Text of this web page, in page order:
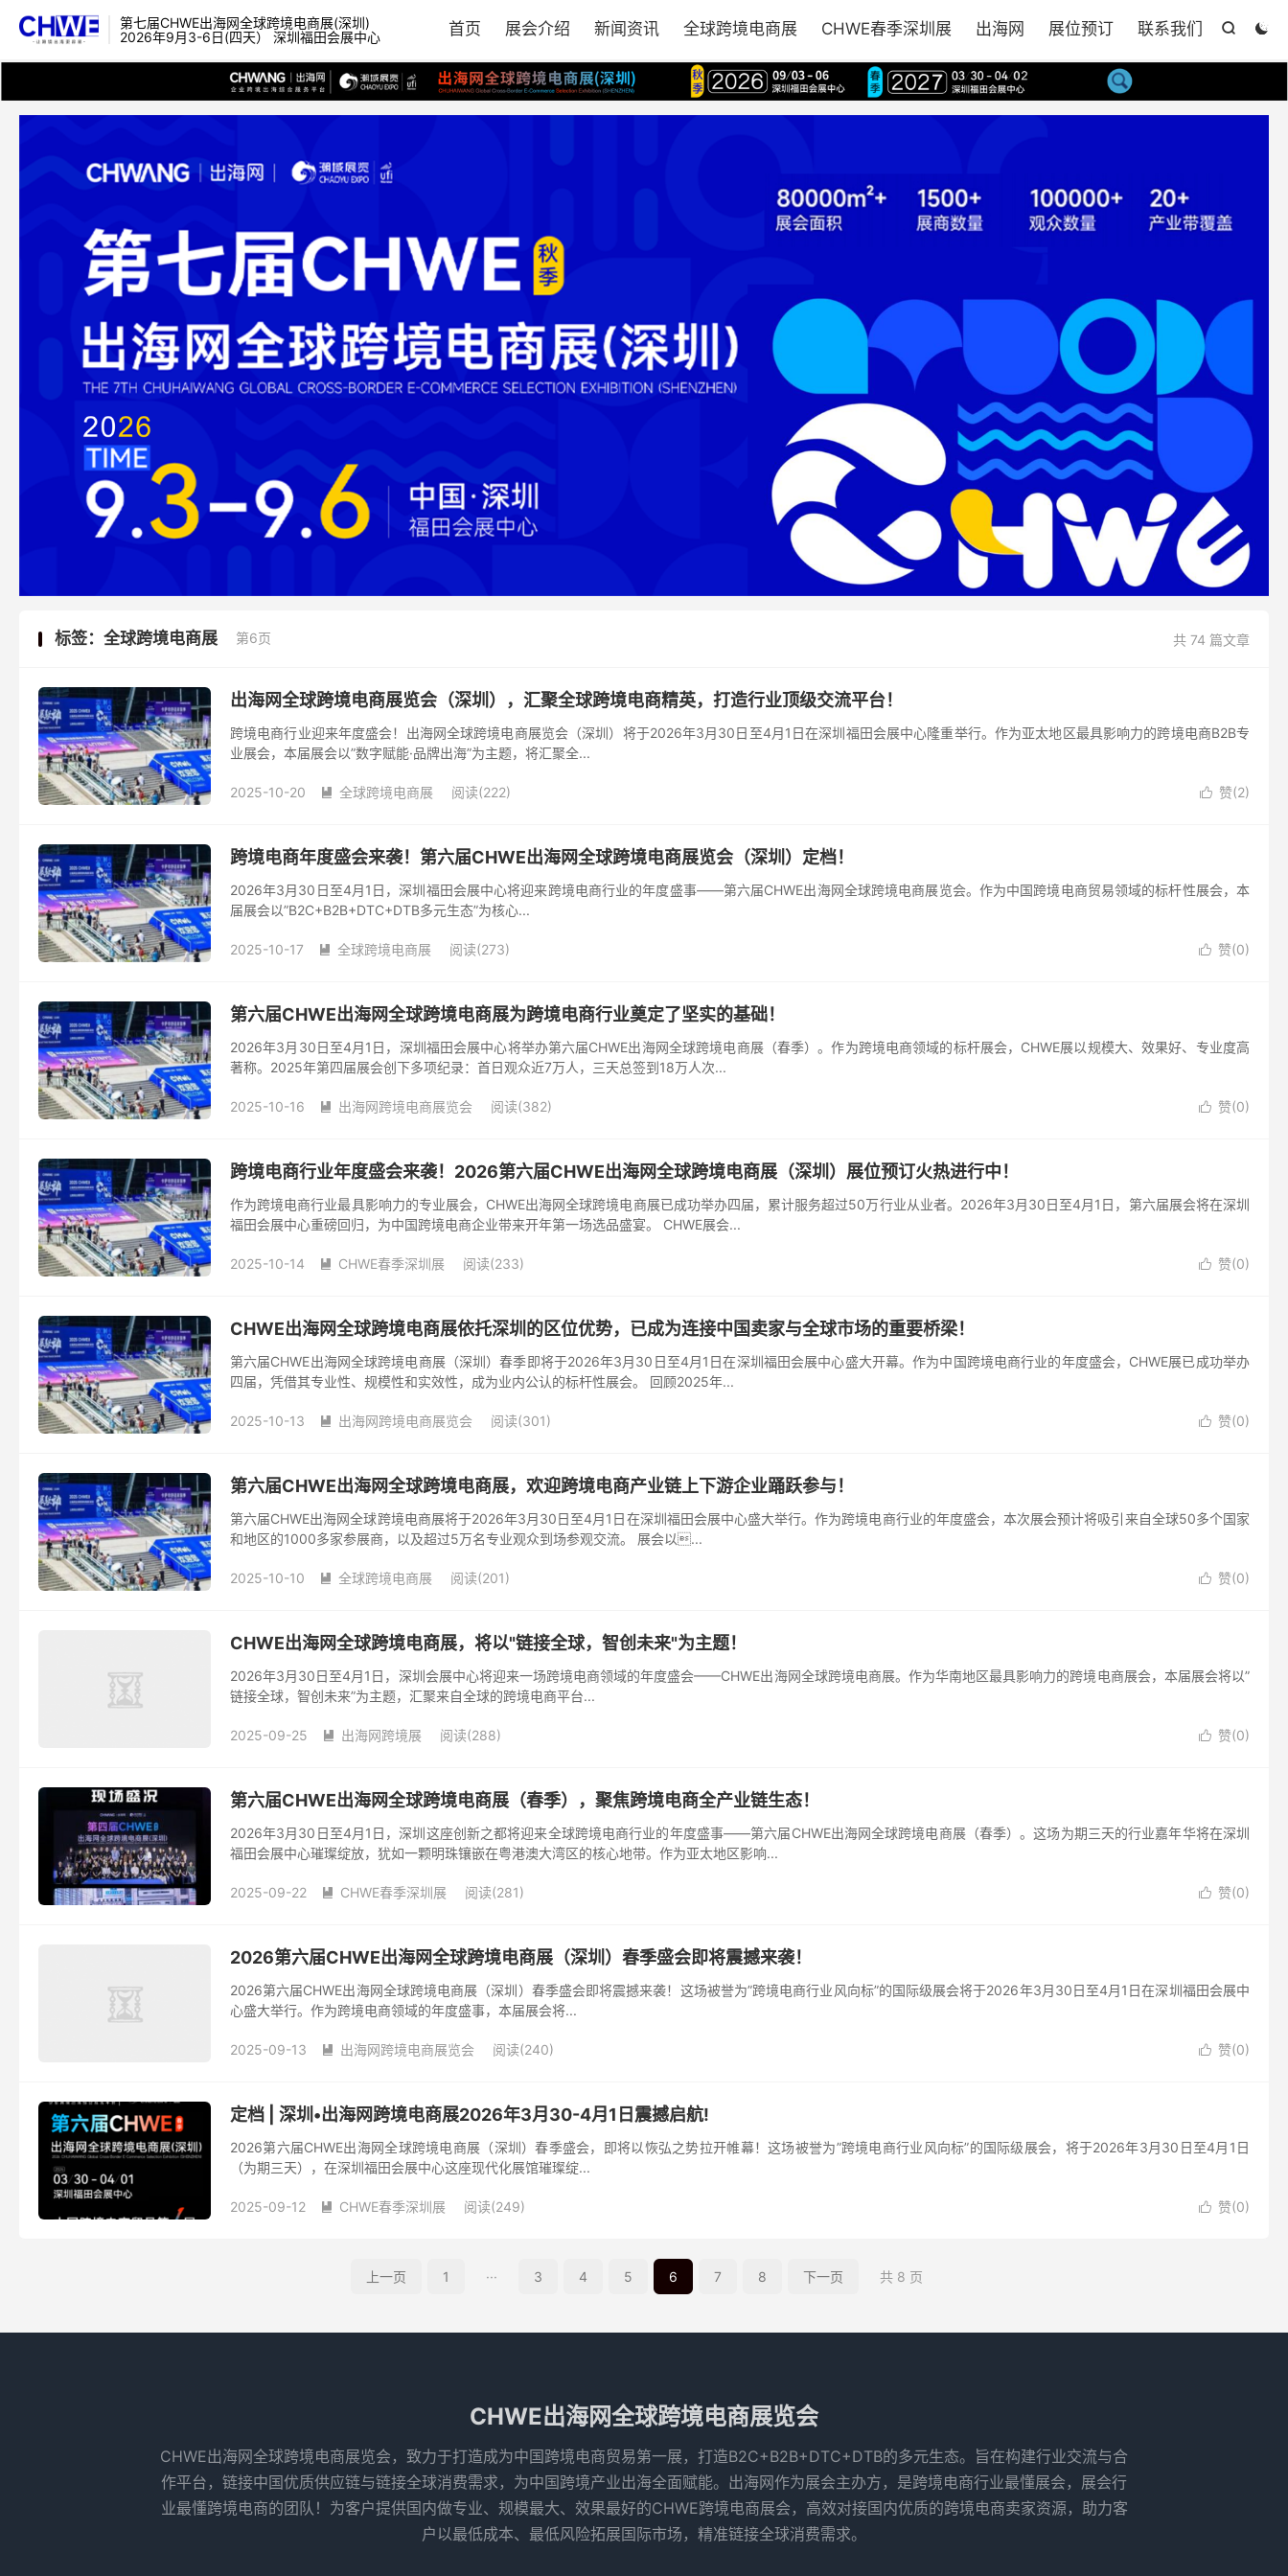
第七届CHWE出海网全球跨境电商展(深圳)
2026年9月3-6日(四天） 深圳福田会展中心


首页 展会介绍 新闻资讯 全球跨境电商展 CHWE春季深圳展 出海网 展位预订 联系我们
共 74 篇文章
标签：全球跨境电商展 第6页
出海网全球跨境电商展览会（深圳），汇聚全球跨境电商精英，打造行业顶级交流平台！
跨境电商行业迎来年度盛会！出海网全球跨境电商展览会（深圳）将于2026年3月30日至4月1日在深圳福田会展中心隆重举行。作为亚太地区最具影响力的跨境电商B2B专
业展会，本届展会以”数字赋能·品牌出海”为主题，将汇聚全...
 赞(2)
2025-10-20  全球跨境电商展 阅读(222)
跨境电商年度盛会来袭！第六届CHWE出海网全球跨境电商展览会（深圳）定档！
2026年3月30日至4月1日，深圳福田会展中心将迎来跨境电商行业的年度盛事——第六届CHWE出海网全球跨境电商展览会。作为中国跨境电商贸易领域的标杆性展会，本
届展会以”B2C+B2B+DTC+DTB多元生态”为核心...
 赞(0)
2025-10-17  全球跨境电商展 阅读(273)
第六届CHWE出海网全球跨境电商展为跨境电商行业奠定了坚实的基础！
2026年3月30日至4月1日，深圳福田会展中心将举办第六届CHWE出海网全球跨境电商展（春季）。作为跨境电商领域的标杆展会，CHWE展以规模大、效果好、专业度高
著称。2025年第四届展会创下多项纪录：首日观众近7万人，三天总签到18万人次...
 赞(0)
2025-10-16  出海网跨境电商展览会 阅读(382)
跨境电商行业年度盛会来袭！2026第六届CHWE出海网全球跨境电商展（深圳）展位预订火热进行中！
作为跨境电商行业最具影响力的专业展会，CHWE出海网全球跨境电商展已成功举办四届，累计服务超过50万行业从业者。2026年3月30日至4月1日，第六届展会将在深圳
福田会展中心重磅回归，为中国跨境电商企业带来开年第一场选品盛宴。 CHWE展会...
 赞(0)
2025-10-14  CHWE春季深圳展 阅读(233)
CHWE出海网全球跨境电商展依托深圳的区位优势，已成为连接中国卖家与全球市场的重要桥梁！
第六届CHWE出海网全球跨境电商展（深圳）春季即将于2026年3月30日至4月1日在深圳福田会展中心盛大开幕。作为中国跨境电商行业的年度盛会，CHWE展已成功举办
四届，凭借其专业性、规模性和实效性，成为业内公认的标杆性展会。 回顾2025年...
 赞(0)
2025-10-13  出海网跨境电商展览会 阅读(301)
第六届CHWE出海网全球跨境电商展，欢迎跨境电商产业链上下游企业踊跃参与！
第六届CHWE出海网全球跨境电商展将于2026年3月30日至4月1日在深圳福田会展中心盛大举行。作为跨境电商行业的年度盛会，本次展会预计将吸引来自全球50多个国家
和地区的1000多家参展商，以及超过5万名专业观众到场参观交流。 展会以...
 赞(0)
2025-10-10  全球跨境电商展 阅读(201)
CHWE出海网全球跨境电商展，将以"链接全球，智创未来"为主题！
2026年3月30日至4月1日，深圳会展中心将迎来一场跨境电商领域的年度盛会——CHWE出海网全球跨境电商展。作为华南地区最具影响力的跨境电商展会，本届展会将以”
链接全球，智创未来”为主题，汇聚来自全球的跨境电商平台...
 赞(0)
2025-09-25  出海网跨境展 阅读(288)
第六届CHWE出海网全球跨境电商展（春季），聚焦跨境电商全产业链生态！
2026年3月30日至4月1日，深圳这座创新之都将迎来全球跨境电商行业的年度盛事——第六届CHWE出海网全球跨境电商展（春季）。这场为期三天的行业嘉年华将在深圳
福田会展中心璀璨绽放，犹如一颗明珠镶嵌在粤港澳大湾区的核心地带。作为亚太地区影响...
 赞(0)
2025-09-22  CHWE春季深圳展 阅读(281)
2026第六届CHWE出海网全球跨境电商展（深圳）春季盛会即将震撼来袭！
2026第六届CHWE出海网全球跨境电商展（深圳）春季盛会即将震撼来袭！这场被誉为”跨境电商行业风向标”的国际级展会将于2026年3月30日至4月1日在深圳福田会展中
心盛大举行。作为跨境电商领域的年度盛事，本届展会将...
 赞(0)
2025-09-13  出海网跨境电商展览会 阅读(240)
定档 | 深圳•出海网跨境电商展2026年3月30-4月1日震撼启航!
2026第六届CHWE出海网全球跨境电商展（深圳）春季盛会，即将以恢弘之势拉开帷幕！这场被誉为”跨境电商行业风向标”的国际级展会，将于2026年3月30日至4月1日
（为期三天），在深圳福田会展中心这座现代化展馆璀璨绽...
 赞(0)
2025-09-12  CHWE春季深圳展 阅读(249)
上一页 1 ··· 3 4 5 6 7 8 下一页 共 8 页
CHWE出海网全球跨境电商展览会
CHWE出海网全球跨境电商展览会，致力于打造成为中国跨境电商贸易第一展，打造B2C+B2B+DTC+DTB的多元生态。旨在构建行业交流与合
作平台，链接中国优质供应链与链接全球消费需求，为中国跨境产业出海全面赋能。出海网作为展会主办方，是跨境电商行业最懂展会，展会行
业最懂跨境电商的团队！为客户提供国内做专业、规模最大、效果最好的CHWE跨境电商展会，高效对接国内优质的跨境电商卖家资源，助力客
户以最低成本、最低风险拓展国际市场，精准链接全球消费需求。